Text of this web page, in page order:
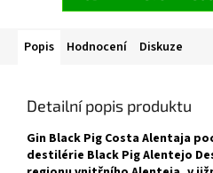
Popis Hodnocení Diskuze
Detailní popis produktu
Gin Black Pig Costa Alentaja
destilérie Black Pig Alentejo